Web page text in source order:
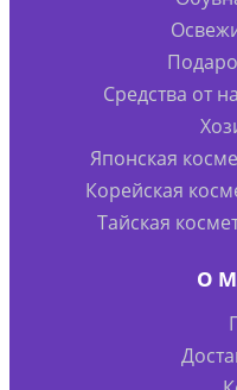
Средства от
Японская
Корейская
Тайская
О